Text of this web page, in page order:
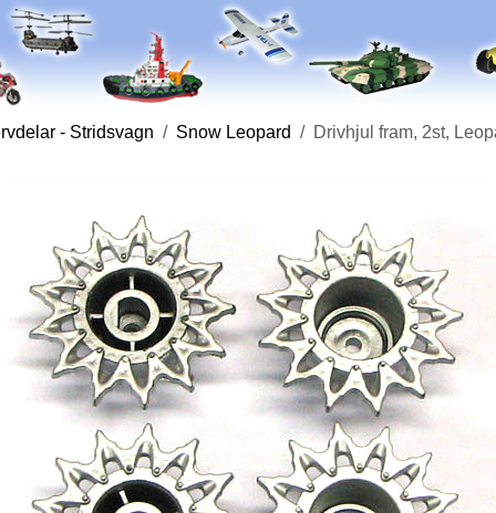
- Stridsvagn Snow Leopard Drivhjul fram, 2st,